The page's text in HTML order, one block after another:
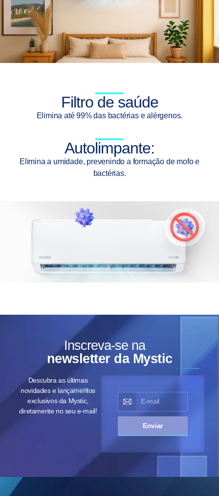
Filtro de saúde
Elimina até 99% das bactérias e alérgenos.
Autolimpante:
Elimina a umidade, prevenindo a formação de mofo e
bactérias.
Inscreva-se na
newsletter da Mystic
Descubra as últimas
novidades e lançamentos
exclusivos da Mystic,
diretamente no seu e-mail!
Enviar